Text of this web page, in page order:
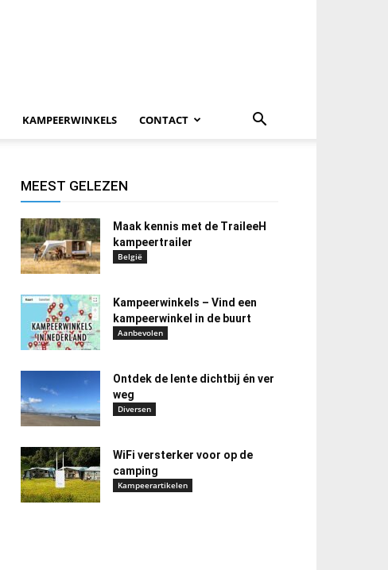
KAMPEERWINKELS CONTACT
MEEST GELEZEN
Maak kennis met de TraileeH
kampeertrailer
België
Kampeerwinkels – Vind een
kampeerwinkel in de buurt
Aanbevolen
Ontdek de lente dichtbij én ver
weg
Diversen
WiFi versterker voor op de
camping
Kampeerartikelen